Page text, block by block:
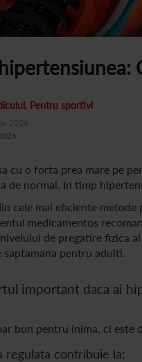
Pentru sportivi
2026
cu o forta prea mare pe
de normal. In timp
cele mai eficiente
medicamentos
de pregatire fizica
pentru adulti.
important daca ai
bun pentru inima, ci este
regulata contribuie la: